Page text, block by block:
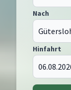
Nach
Hinfahrt